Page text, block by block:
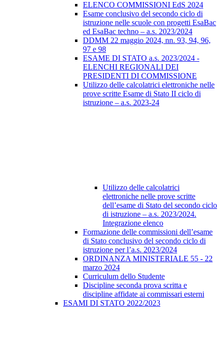
ELENCO COMMISSIONI EdS 2024
Esame conclusivo del secondo ciclo di
istruzione nelle scuole con progetti EsaBac
ed EsaBac techno – a.s. 2023/2024
DDMM 22 maggio 2024, nn. 93, 94, 96,
97 e 98
ESAME DI STATO a.s. 2023/2024 -
ELENCHI REGIONALI DEI
PRESIDENTI DI COMMISSIONE
Utilizzo delle calcolatrici elettroniche nelle
prove scritte Esame di Stato II ciclo di
istruzione – a.s. 2023-24
Utilizzo delle calcolatrici
elettroniche nelle prove scritte
dell’esame di Stato del secondo ciclo
di istruzione – a.s. 2023/2024.
Integrazione elenco
Formazione delle commissioni dell’esame
di Stato conclusivo del secondo ciclo di
istruzione per l’a.s. 2023/2024
ORDINANZA MINISTERIALE 55 - 22
marzo 2024
Curriculum dello Studente
Discipline seconda prova scritta e
discipline affidate ai commissari esterni
ESAMI DI STATO 2022/2023